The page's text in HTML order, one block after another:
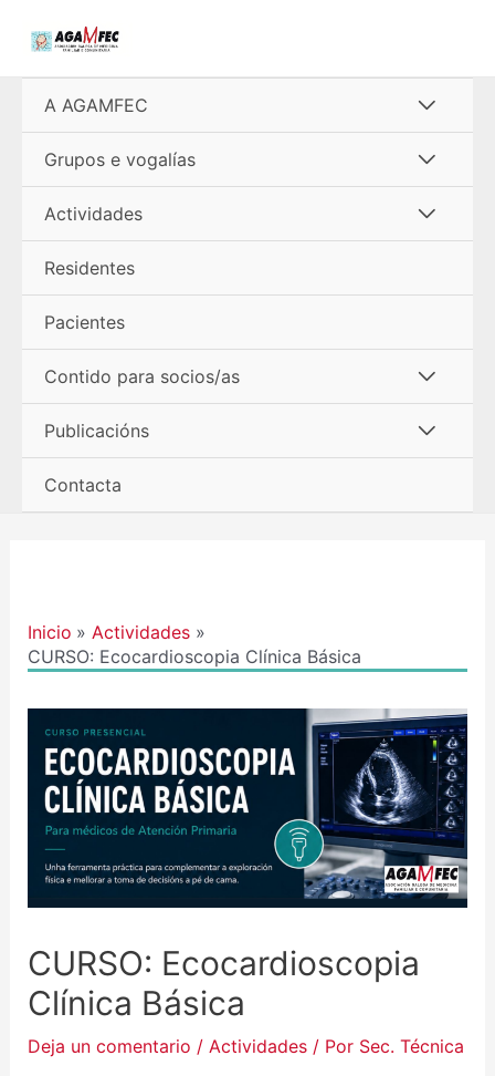
A AGAMFEC
menú
Grupos e vogalías
menú
Actividades
Residentes
Pacientes
Contido para socios/as
menú
Publicacións
Contacta
Inicio
Actividades
CURSO: Ecocardioscopia Clínica Básica
CURSO: Ecocardioscopia
Clínica Básica
Deja un comentario / Actividades/ Por Sec. Técnica